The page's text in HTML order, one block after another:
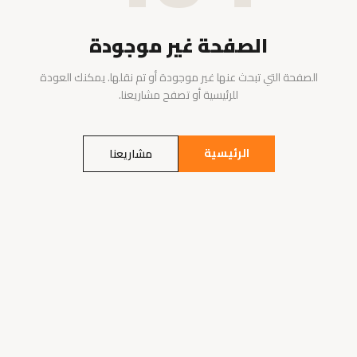
الصفحة غير موجودة
الصفحة التي تبحث عنها غير موجودة أو تم نقلها. يمكنك العودة
للرئيسية أو تصفح مشاريعنا.
الرئيسية مشاريعنا